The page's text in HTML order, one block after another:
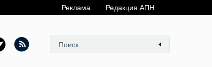
Реклама Редакция АПН